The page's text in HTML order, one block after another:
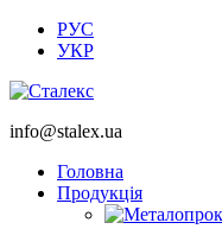
РУС
УКР
info@stalex.ua
Головна
Продукція